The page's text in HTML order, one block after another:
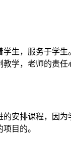
生，服务于学生
学，老师的责
安排课程，因
目的。